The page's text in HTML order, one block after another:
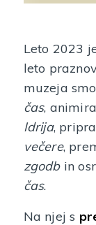
Leto 2023
leto
muzeja
čas,
Idrija,
večere,
zgodbin
čas.
Na njej s